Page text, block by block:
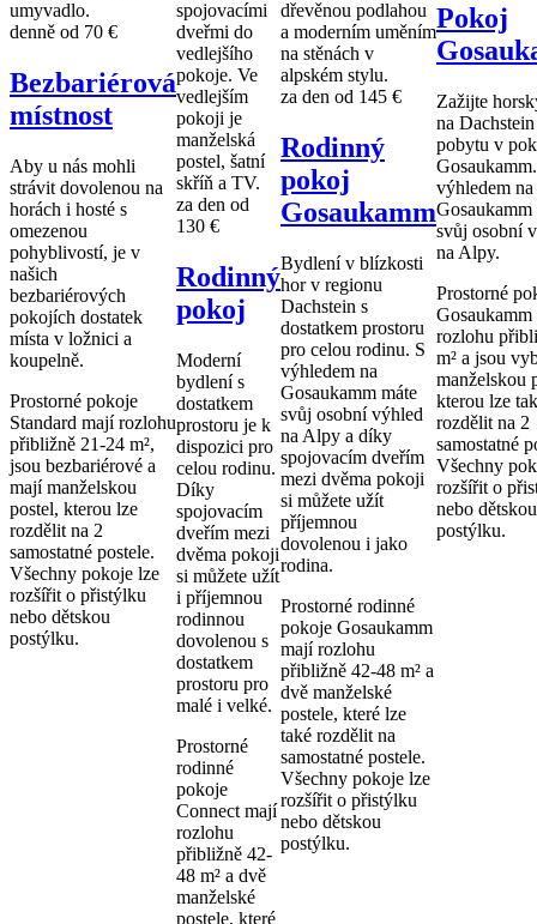
denně od 70 €
Bezbariérová
místnost
Aby u nás mohli
strávit dovolenou na
horách i hosté s
omezenou
pohyblivostí, je v
našich
bezbariérových
pokojích dostatek
místa v ložnici a
koupelně.
Prostorné pokoje
Standard mají rozlohu
přibližně 21-24 m²,
jsou bezbariérové a
mají manželskou
postel, kterou lze
rozdělit na 2
samostatné postele.
Všechny pokoje lze
rozšířit o přistýlku
nebo dětskou
postýlku.
za den od
130 €
Rodinný
pokoj
Moderní
bydlení s
dostatkem
prostoru je k
dispozici pro
celou rodinu.
Díky
spojovacím
dveřím mezi
dvěma pokoji
si můžete užít
i příjemnou
rodinnou
dovolenou s
dostatkem
prostoru pro
malé i velké.
Prostorné
rodinné
pokoje
Connect mají
rozlohu
přibližně 42-
48 m² a dvě
manželské
postele, které
za den od 145 €
Rodinný
pokoj
Gosaukamm
Bydlení v blízkosti
hor v regionu
Dachstein s
dostatkem prostoru
pro celou rodinu. S
výhledem na
Gosaukamm máte
svůj osobní výhled
na Alpy a díky
spojovacím dveřím
mezi dvěma pokoji
si můžete užít
příjemnou
dovolenou i jako
rodina.
Prostorné rodinné
pokoje Gosaukamm
mají rozlohu
přibližně 42-48 m² a
dvě manželské
postele, které lze
také rozdělit na
samostatné postele.
Všechny pokoje lze
rozšířit o přistýlku
nebo dětskou
postýlku.
Pokoj
Zažijte
na
pobytu v
výhledem na
Gosaukamm
svůj osobní
na Alpy.
Prostorné
rozlohu
m² a jsou
manželskou
kterou lze
rozdělit na 2
samostatné
Všechny
rozšířit o
nebo dětskou
postýlku.